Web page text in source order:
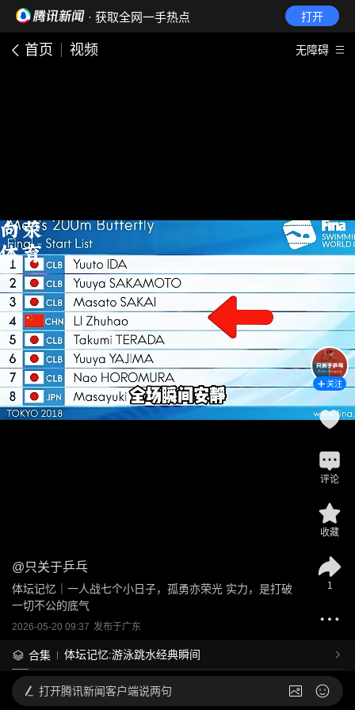
· 获取全网一手热点 打开
首页 视频 无障碍
@只关于乒乓
体坛记忆｜一人战七个小日子，孤勇亦荣光 实力，是打破
一切不公的底气
2026-05-20 09:37 发布于广东
合集 体坛记忆:游泳跳水经典瞬间
关注
评论
收藏
1
打开腾讯新闻客户端说两句